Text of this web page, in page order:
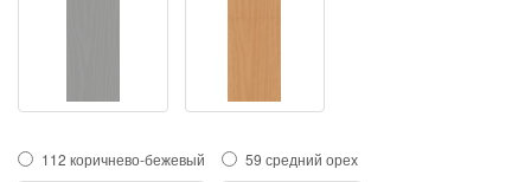
112 коричнево-бежевый 59 средний орех